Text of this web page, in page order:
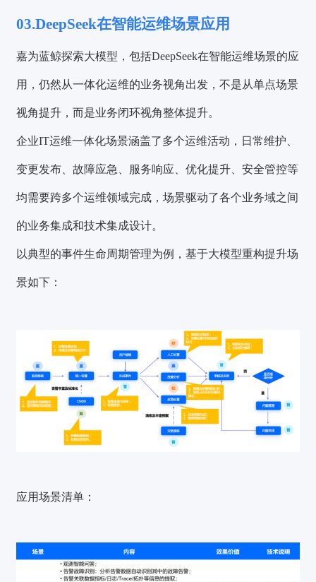
03.DeepSeek在智能运维场景应用
嘉为蓝鲸探索大模型，包括DeepSeek在智能运维场景的应
用，仍然从一体化运维的业务视角出发，不是从单点场景
视角提升，而是业务闭环视角整体提升。
企业IT运维一体化场景涵盖了多个运维活动，日常维护、
变更发布、故障应急、服务响应、优化提升、安全管控等
均需要跨多个运维领域完成，场景驱动了各个业务域之间
的业务集成和技术集成设计。
以典型的事件生命周期管理为例，基于大模型重构提升场
景如下：
应用场景清单：